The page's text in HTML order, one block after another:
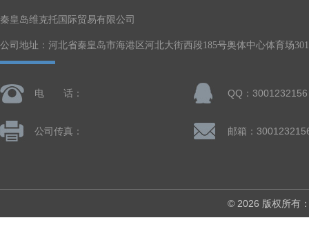
秦皇岛维克托国际贸易有限公司
公司地址：河北省秦皇岛市海港区河北大街西段185号奥体中心体育场
电 话： QQ：3001232156
公司传真： 邮箱：
© 2026 版权所有